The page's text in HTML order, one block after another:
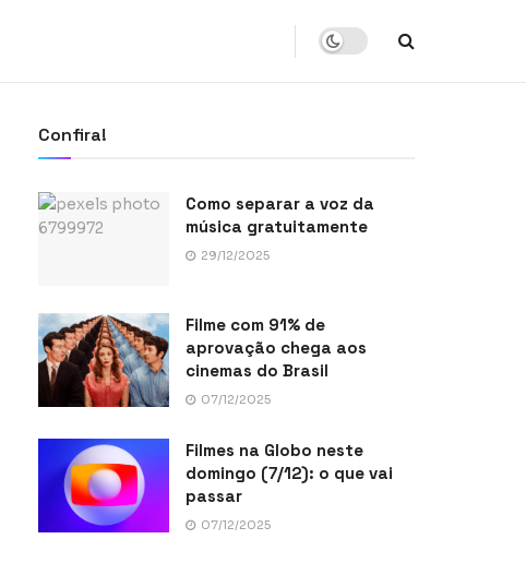
Confira!
Como separar a voz da
música gratuitamente
29/12/2025
Filme com 91% de
aprovação chega aos
cinemas do Brasil
07/12/2025
Filmes na Globo neste
domingo (7/12): o que vai
passar
07/12/2025